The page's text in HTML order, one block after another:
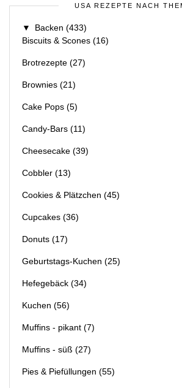
USA REZEPTE NACH
▼ Backen (433)
Biscuits & Scones (16)
Brotrezepte (27)
Brownies (21)
Cake Pops (5)
Candy-Bars (11)
Cheesecake (39)
Cobbler (13)
Cookies & Plätzchen (45)
Cupcakes (36)
Donuts (17)
Geburtstags-Kuchen (25)
Hefegebäck (34)
Kuchen (56)
Muffins - pikant (7)
Muffins - süß (27)
Pies & Piefüllungen (55)